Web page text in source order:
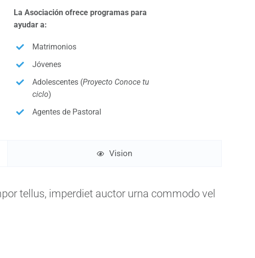
La Asociación ofrece programas para
ayudar a:
Matrimonios
Jóvenes
Adolescentes (Proyecto Conoce tu
ciclo)
Agentes de Pastoral
Vision
tellus, imperdiet auctor urna commodo vel